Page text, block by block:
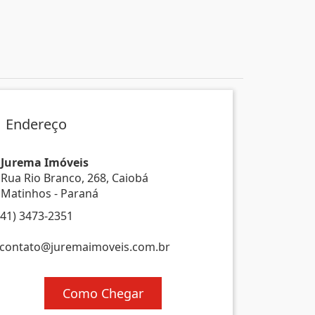
Endereço
Jurema Imóveis
Rua Rio Branco, 268, Caiobá
Matinhos - Paraná
3473-2351
contato@juremaimoveis.com.br
Como Chegar